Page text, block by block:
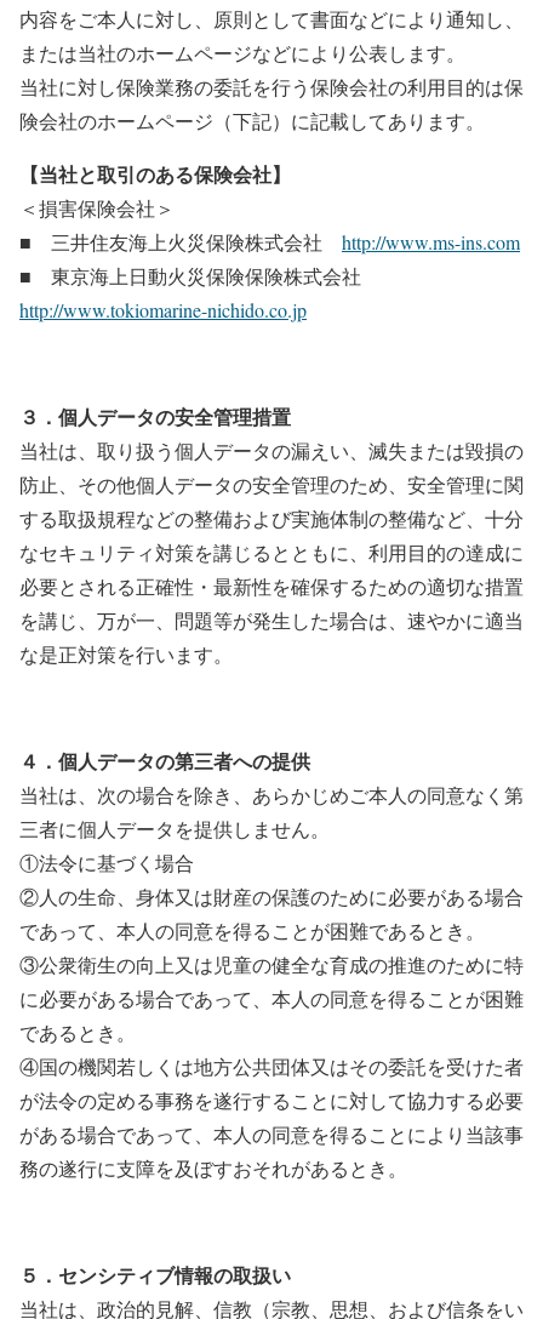
内容をご本人に対し、原則として書面などにより通知し、
または当社のホームページなどにより公表します。
当社に対し保険業務の委託を行う保険会社の利用目的は保
険会社のホームページ（下記）に記載してあります。
【当社と取引のある保険会社】
＜損害保険会社＞
■ 三井住友海上火災保険株式会社 http://www.ms-ins.com
■ 東京海上日動火災保険保険株式会社
http://www.tokiomarine-nichido.co.jp
３．個人データの安全管理措置
当社は、取り扱う個人データの漏えい、滅失または毀損の
防止、その他個人データの安全管理のため、安全管理に関
する取扱規程などの整備および実施体制の整備など、十分
なセキュリティ対策を講じるとともに、利用目的の達成に
必要とされる正確性・最新性を確保するための適切な措置
を講じ、万が一、問題等が発生した場合は、速やかに適当
な是正対策を行います。
４．個人データの第三者への提供
当社は、次の場合を除き、あらかじめご本人の同意なく第
三者に個人データを提供しません。
①法令に基づく場合
②人の生命、身体又は財産の保護のために必要がある場合
であって、本人の同意を得ることが困難であるとき。
③公衆衛生の向上又は児童の健全な育成の推進のために特
に必要がある場合であって、本人の同意を得ることが困難
であるとき。
④国の機関若しくは地方公共団体又はその委託を受けた者
が法令の定める事務を遂行することに対して協力する必要
がある場合であって、本人の同意を得ることにより当該事
務の遂行に支障を及ぼすおそれがあるとき。
５．センシティブ情報の取扱い
当社は、政治的見解、信教（宗教、思想、および信条をい